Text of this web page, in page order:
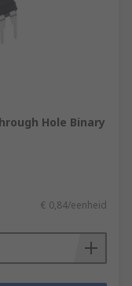
Hole Binary
€ 0,84/eenheid